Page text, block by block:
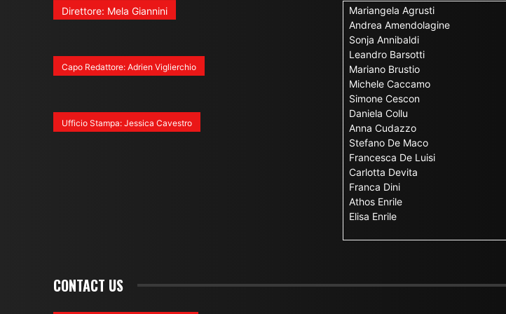
Direttore: Mela Giannini
Capo Redattore: Adrien Viglierchio
Ufficio Stampa: Jessica Cavestro
Mariangela Agrusti
Andrea Amendolagine
Sonja Annibaldi
Leandro Barsotti
Mariano Brustio
Michele Caccamo
Simone Cescon
Daniela Collu
Anna Cudazzo
Stefano De Maco
Francesca De Luisi
Carlotta Devita
Franca Dini
Athos Enrile
Elisa Enrile
CONTACT US